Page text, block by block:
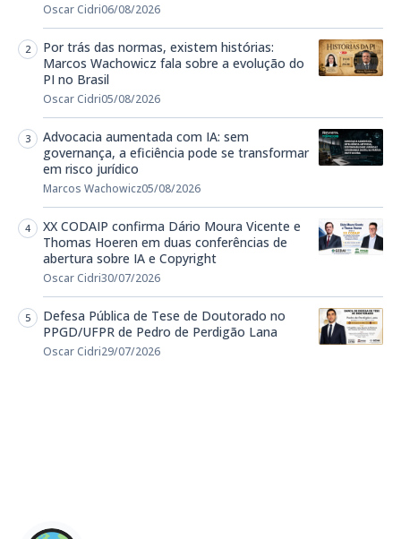
Oscar Cidri06/08/2026
Por trás das normas, existem histórias:
Marcos Wachowicz fala sobre a evolução do
PI no Brasil
Oscar Cidri05/08/2026
Advocacia aumentada com IA: sem
governança, a eficiência pode se transformar
em risco jurídico
Marcos Wachowicz05/08/2026
XX CODAIP confirma Dário Moura Vicente e
Thomas Hoeren em duas conferências de
abertura sobre IA e Copyright
Oscar Cidri30/07/2026
Defesa Pública de Tese de Doutorado no
PPGD/UFPR de Pedro de Perdigão Lana
Oscar Cidri29/07/2026